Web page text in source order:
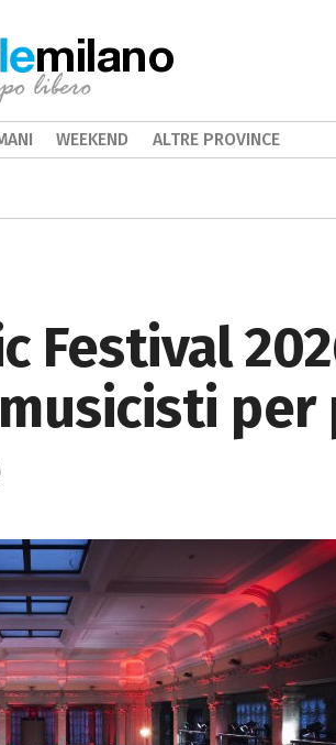
Festival
milano
WEEKEND ALTRE PROVINCE